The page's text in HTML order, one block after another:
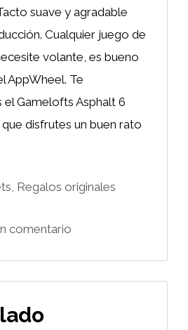
suave y agradable
Cualquier juego de
volante, es bueno
AppWheel. Te
Gamelofts Asphalt 6
disfrutes un buen rato
Regalos originales
comentario